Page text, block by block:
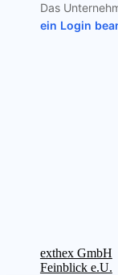
Das
ein Login
Vorheriger
Beitrag:
exthex GmbH
Nächster
Feinblick e.U.